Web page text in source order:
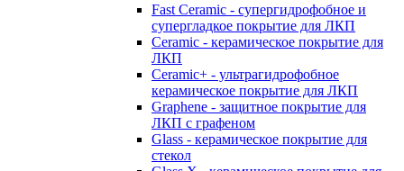
Fast Ceramic - супергидрофобное и
супергладкое покрытие для ЛКП
Ceramic - керамическое покрытие для
ЛКП
Ceramic+ - ультрагидрофобное
керамическое покрытие для ЛКП
Graphene - защитное покрытие для
ЛКП с графеном
Glass - керамическое покрытие для
стекол